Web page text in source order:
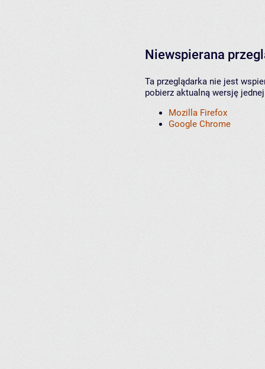
Niewspierana
Ta przeglądarka nie jest
pobierz aktualną wersję
Mozilla Firefox
Google Chrome